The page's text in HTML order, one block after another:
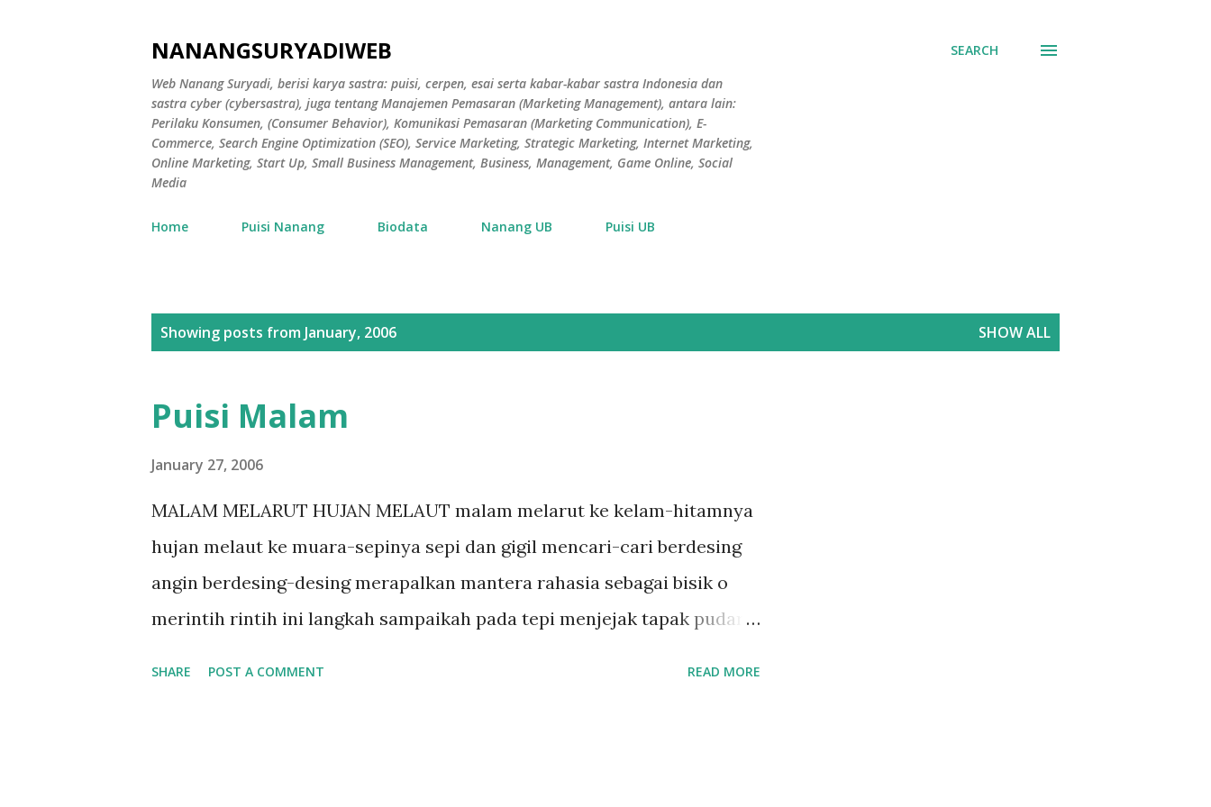
NANANGSURYADIWEB
Web Nanang Suryadi, berisi karya sastra: puisi, cerpen, esai serta kabar-kabar sastra Indonesia dan
sastra cyber (cybersastra), juga tentang Manajemen Pemasaran (Marketing Management), antara lain:
Perilaku Konsumen, (Consumer Behavior), Komunikasi Pemasaran (Marketing Communication), E-
Commerce, Search Engine Optimization (SEO), Service Marketing, Strategic Marketing, Internet Marketing,
Online Marketing, Start Up, Small Business Management, Business, Management, Game Online, Social
Media
SEARCH
Home Puisi Nanang Biodata Nanang UB Puisi UB
Showing posts from January, 2006 SHOW ALL
Puisi Malam
January 27, 2006
MALAM MELARUT HUJAN MELAUT malam melarut ke kelam-hitamnya
hujan melaut ke muara-sepinya sepi dan gigil mencari-cari berdesing
angin berdesing-desing merapalkan mantera rahasia sebagai bisik o
merintih rintih ini langkah sampaikah pada tepi menjejak tapak pudar
SHARE POST A COMMENT READ MORE